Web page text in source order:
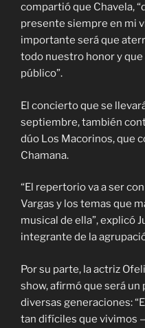
compartió que Chavela,
presente siempre en mi
importante será que
todo nuestro honor y que
público”.
El concierto que se
septiembre, también
dúo Los Macorinos, que
Chamana.
“El repertorio va a ser
Vargas y los temas que
musical de ella”, explicó
integrante de la
Por su parte, la actriz
show, afirmó que será
diversas generaciones:
tan difíciles que vivimos